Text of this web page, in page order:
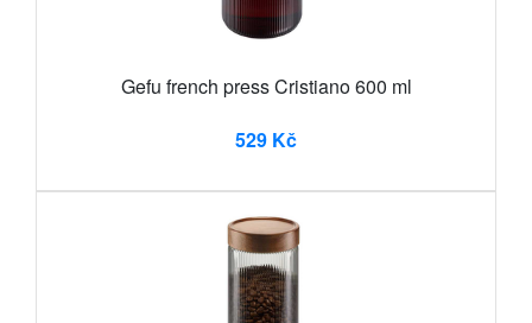
Gefu french press Cristiano 600 ml
529 Kč